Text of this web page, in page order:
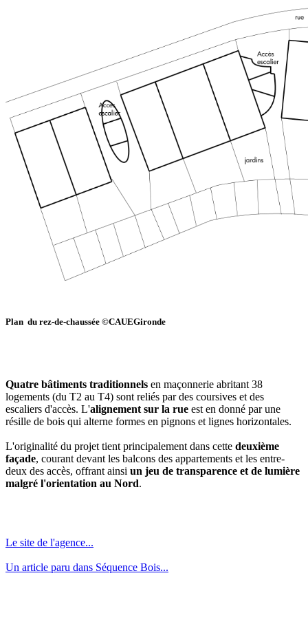
Plan du rez-de-chaussée ©CAUEGironde
Quatre bâtiments traditionnels en maçonnerie abritant 38
logements (du T2 au T4) sont reliés par des coursives et des
escaliers d'accès. L'alignement sur la rue est en donné par une
résille de bois qui alterne formes en pignons et lignes horizontales.
L'originalité du projet tient principalement dans cette deuxième
façade, courant devant les balcons des appartements et les entre-
deux des accès, offrant ainsi un jeu de transparence et de lumière
malgré l'orientation au Nord.
Le site de l'agence...
Un article paru dans Séquence Bois...